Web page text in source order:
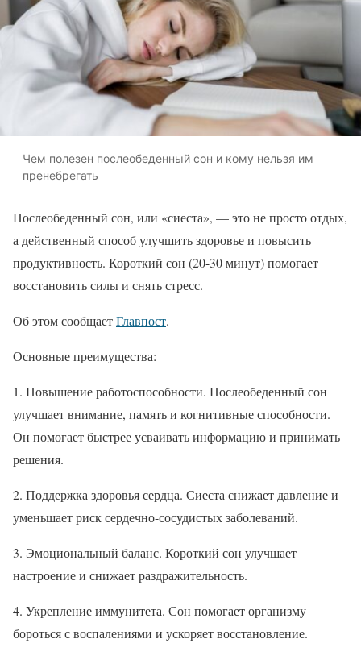
Чем полезен послеобеденный сон и кому нельзя им
пренебрегать
Послеобеденный сон, или «сиеста», — это не просто отдых,
а действенный способ улучшить здоровье и повысить
продуктивность. Короткий сон (20-30 минут) помогает
восстановить силы и снять стресс.
Об этом сообщаетГлавпост.
Основные преимущества:
1. Повышение работоспособности. Послеобеденный сон
улучшает внимание, память и когнитивные способности.
Он помогает быстрее усваивать информацию и принимать
решения.
2. Поддержка здоровья сердца. Сиеста снижает давление и
уменьшает риск сердечно-сосудистых заболеваний.
3. Эмоциональный баланс. Короткий сон улучшает
настроение и снижает раздражительность.
4. Укрепление иммунитета. Сон помогает организму
бороться с воспалениями и ускоряет восстановление.